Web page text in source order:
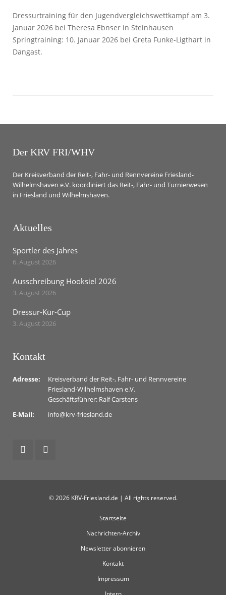
Dressurtraining für den Jugendvergleichswettkampf am 3.
Januar 2026 bei Theresa Ebnser in Steinhausen
Springtraining: 10. Januar 2026 bei Greta Funke-Ligthart in
Dangast.
Der KRV FRI/WHV
Der Kreisverband der Reit-, Fahr- und Rennvereine Friesland-
Wilhelmshaven e.V. koordiniert das Reit-, Fahr- und Turnierwesen
in Friesland und Wilhelmshaven.
Aktuelles
Sportler des Jahres
6. August 2026
Ausschreibung Hooksiel 2026
3. August 2026
Dressur-Kür-Cup
3. August 2026
Kontakt
Adresse:
Kreisverband der Reit-, Fahr- und Rennvereine
Friesland-Wilhelmshaven e.V.
Geschäftsführer: Ralf Carstens
E-Mail:
info@krv-friesland.de
© 2026 KRV-Friesland.de | All rights reserved.
Startseite
Nachrichten-Archiv
Newsletter abonnieren
Kontakt
Impressum